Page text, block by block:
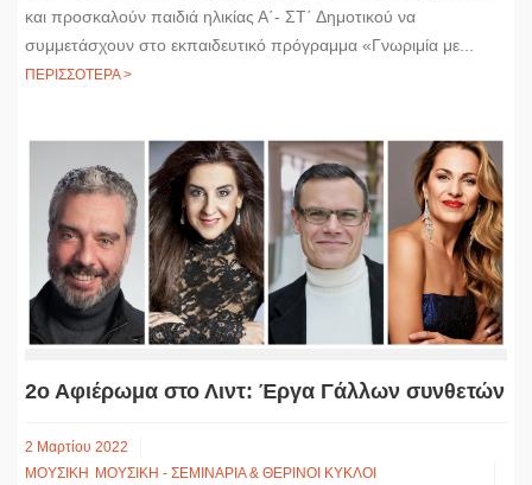
και προσκαλούν παιδιά ηλικίας Α΄- ΣΤ΄ Δημοτικού να
συμμετάσχουν στο εκπαιδευτικό πρόγραμμα «Γνωριμία με...
ΠΕΡΙΣΣΟΤΕΡΑ >
2ο Αφιέρωμα στο Λιντ: Έργα Γάλλων συνθετών
2 Μαρτίου 2022
ΜΟΥΣΙΚΗ ΜΟΥΣΙΚΗ - ΣΕΜΙΝΑΡΙΑ & ΘΕΡΙΝΟΙ ΚΥΚΛΟΙ